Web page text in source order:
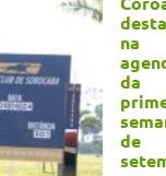
na
da
de